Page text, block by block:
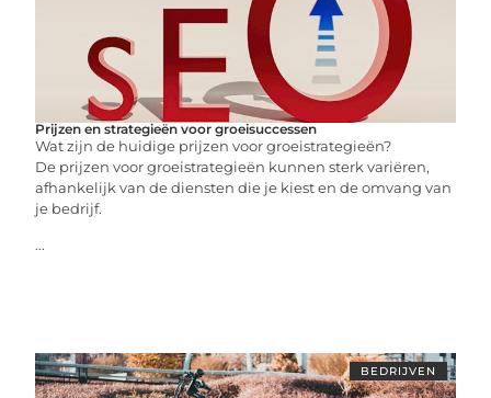
Prijzen en strategieën voor groeisuccessen
Wat zijn de huidige prijzen voor groeistrategieën?
De prijzen voor groeistrategieën kunnen sterk variëren,
afhankelijk van de diensten die je kiest en de omvang van
je bedrijf.
...
BEDRIJVEN